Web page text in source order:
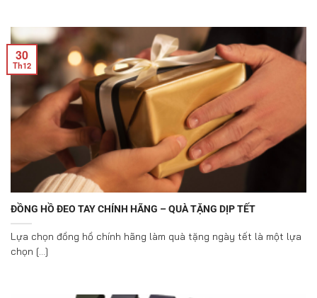
ĐỒNG HỒ ĐEO TAY CHÍNH HÃNG – QUÀ TẶNG DỊP TẾT
Lựa chọn đồng hồ chính hãng làm quà tặng ngày tết là một lựa
chọn [...]
30
Th12